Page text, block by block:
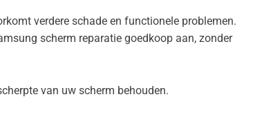
verdere schade en functionele problemen.
scherm reparatie goedkoop aan, zonder
van uw scherm behouden.